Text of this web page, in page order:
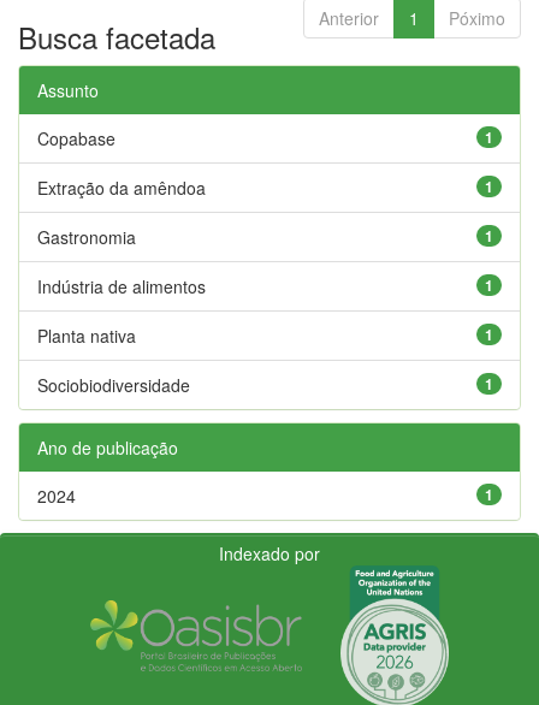
Anterior 1 Póximo
Busca facetada
Assunto
1
Copabase
1
Extração da amêndoa
1
Gastronomia
1
Indústria de alimentos
1
Planta nativa
1
Sociobiodiversidade
Ano de publicação
1
2024
Indexado por